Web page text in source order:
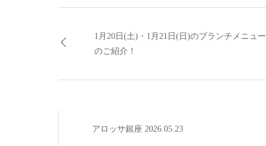
1月20日(土)・1月21日(日)のブランチメニュー
のご紹介！
アロッサ銀座 2026.05.23